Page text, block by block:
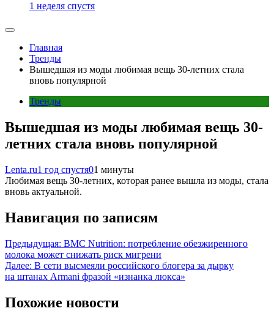
1 неделя спустя
Главная
Тренды
Вышедшая из моды любимая вещь 30-летних стала
вновь популярной
Тренды
Вышедшая из моды любимая вещь 30-
летних стала вновь популярной
Lenta.ru1 год спустя01 минуты
Любимая вещь 30-летних, которая ранее вышла из моды, стала
вновь актуальной.
Навигация по записям
Предыдущая: BMC Nutrition: потребление обезжиренного
молока может снижать риск мигрени
Далее: В сети высмеяли российского блогера за дырку
на штанах Armani фразой «изнанка люкса»
Похожие новости